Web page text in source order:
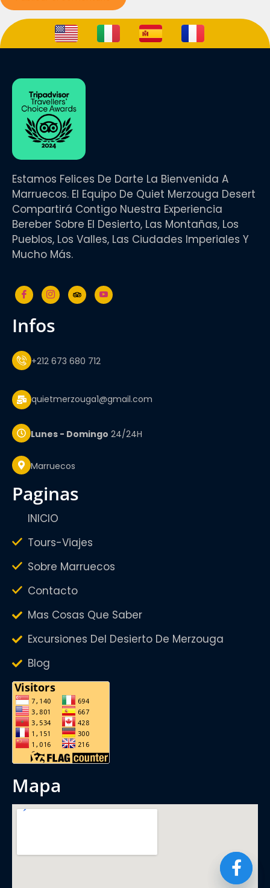
Estamos Felices De Darte La Bienvenida A
Marruecos. El Equipo De Quiet Merzouga Desert
Compartirá Contigo Nuestra Experiencia
Bereber Sobre El Desierto, Las Montañas, Los
Pueblos, Los Valles, Las Ciudades Imperiales Y
Mucho Más.
infos
+212 673 680 712
quietmerzouga1@gmail.com
Lunes - Domingo 24/24H
Marruecos
paginas
INICIO
Tours-Viajes
Sobre Marruecos
Contacto
Mas Cosas Que Saber
Excursiones Del Desierto De Merzouga
Blog
mapa